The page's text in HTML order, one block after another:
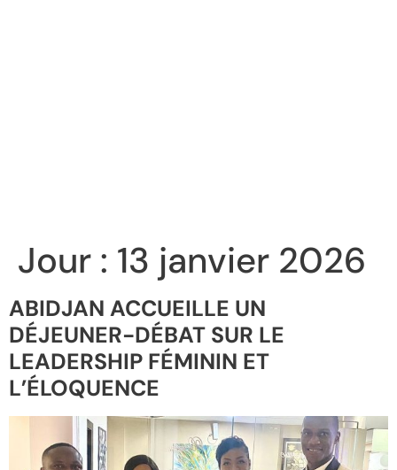
Jour : 13 janvier 2026
ABIDJAN ACCUEILLE UN
DÉJEUNER-DÉBAT SUR LE
LEADERSHIP FÉMININ ET
L’ÉLOQUENCE